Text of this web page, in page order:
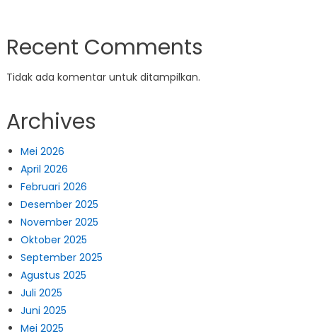
Recent Comments
Tidak ada komentar untuk ditampilkan.
Archives
Mei 2026
April 2026
Februari 2026
Desember 2025
November 2025
Oktober 2025
September 2025
Agustus 2025
Juli 2025
Juni 2025
Mei 2025